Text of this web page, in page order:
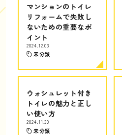
マンションのトイレ
リフォームで失敗し
ないための重要なポ
イント
2024.12.03
未分類
ウォシュレット付き
トイレの魅力と正し
い使い方
2024.11.30
未分類